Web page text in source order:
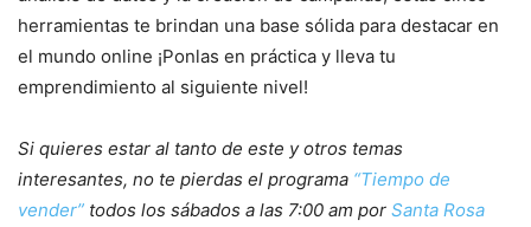
herramientas te brindan una base sólida para destacar en
el mundo online ¡Ponlas en práctica y lleva tu
emprendimiento al siguiente nivel!
Si quieres estar al tanto de este y otros temas
interesantes, no te pierdas el programa “Tiempo de
vender” todos los sábados a las 7:00 am por Santa Rosa